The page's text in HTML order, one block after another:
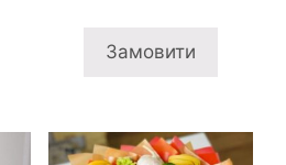
2
Замовити